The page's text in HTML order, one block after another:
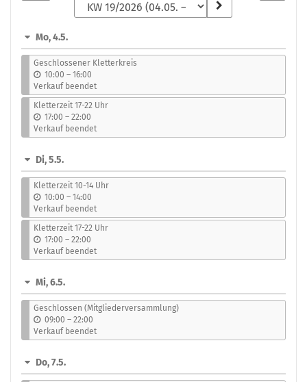
zur
auswählen
Mo, 4.5.
Geschlossener Kletterkreis
10:00 –b
i
s
16:00
Verkauf beendet
Kletterzeit 17-22 Uhr
17:00 –b
i
s
22:00
Verkauf beendet
Di, 5.5.
Kletterzeit 10-14 Uhr
10:00 –b
i
s
14:00
Verkauf beendet
Kletterzeit 17-22 Uhr
17:00 –b
i
s
22:00
Verkauf beendet
Mi, 6.5.
Geschlossen (Mitgliederversammlung)
09:00 –b
i
s
22:00
Verkauf beendet
Do, 7.5.